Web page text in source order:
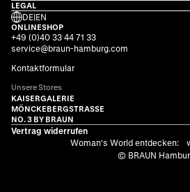
LEGAL
DE|EN
ONLINESHOP
+49 (0)40 33 44 71 33
service@braun-hamburg.com
Kontaktformular
Unsere Stores
KAISERGALERIE
MÖNCKEBERGSTRASSE
NO. 3 BY BRAUN
Vertrag widerrufen
Woman's World entdecken:
© BRAUN